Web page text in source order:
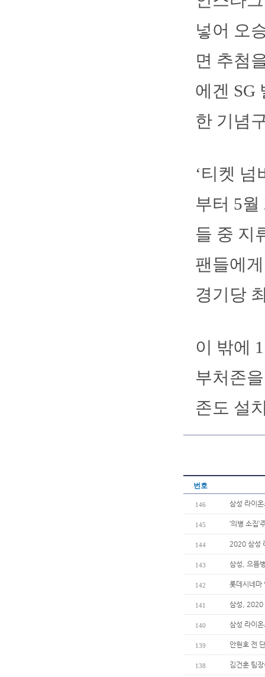
넣어 오
면 추첨
에겐 SG
한 기념
‘티켓 넘
부터 5
들 중 지
팬들에
경기당
이 밖에
부처존
존도 설
번호
146 삼성 라이
145 ‘의병 소집
144 2020 삼성
143 삼성, 으뜸
142 롯데시네마
141 삼성, 2020
140 삼성 라이
139 안현호 전
138 김건훈 팀